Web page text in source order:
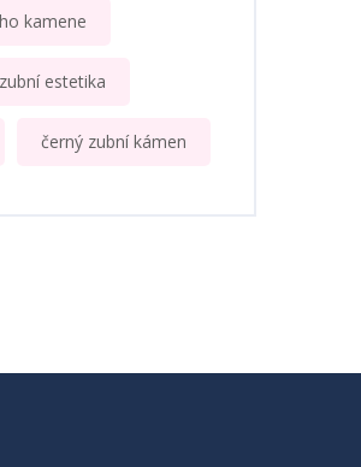
kamene
zubní estetika
černý zubní kámen